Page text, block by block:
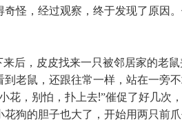
奇怪，经过观察，终于发现了原因
来后，皮皮找来一只被邻居家的老
到老鼠，还跟往常一样，站在一旁
花，别怕，扑上去!”催促了好几次
花狗的胆子也大了，开始用两只前